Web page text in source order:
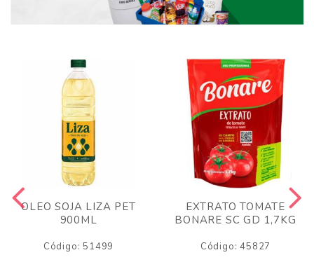
OLEO SOJA LIZA PET
900ML
Código: 51499
EXTRATO TOMATE
BONARE SC GD 1,7KG
Código: 45827